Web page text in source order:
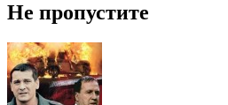
Не пропустите